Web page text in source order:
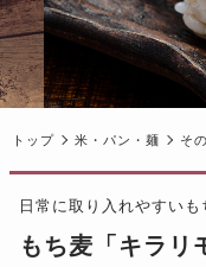
トップ 米・パン・麺 そ
日常に取り入れやすいも
もち麦「キラリ